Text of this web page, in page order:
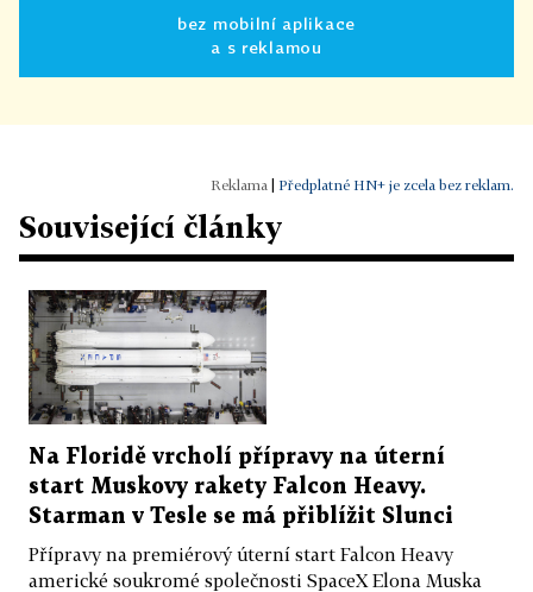
bez mobilní aplikace
a s reklamou
Předplatné HN+ je zcela bez reklam.
Související články
Na Floridě vrcholí přípravy na úterní
start Muskovy rakety Falcon Heavy.
Starman v Tesle se má přiblížit Slunci
Přípravy na premiérový úterní start Falcon Heavy
americké soukromé společnosti SpaceX Elona Muska